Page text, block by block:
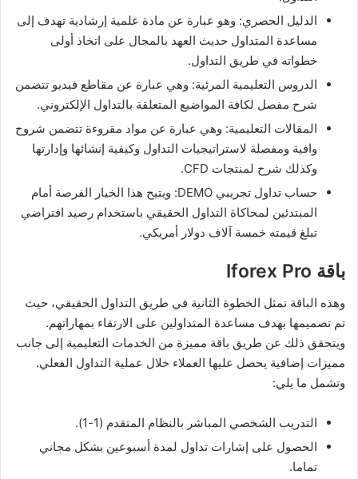
الدليل الحصري: وهو عبارة عن مادة علمية إرشادية تهدف إلى
مساعدة المتداول حديث العهد بالمجال على اتخاذ أولى
خطواته في طريق التداول.
الدروس التعليمية المرئية: وهي عبارة عن مقاطع فيديو تتضمن
شرح مفصل لكافة المواضيع المتعلقة بالتداول الإلكتروني.
المقالات التعليمية: وهي عبارة عن مواد مقروءة تتضمن شروح
وافية ومفصلة لاستراتيجيات التداول وكيفية إنشائها وإدارتها
وكذلك شرح لمنتجات CFD.
حساب تداول تجريبي DEMO: ويتيح هذا الخيار الفرصة أمام
المبتدئين لمحاكاة التداول الحقيقي باستخدام رصيد افتراضي
تبلغ قيمته خمسة آلاف دولار أمريكي.
باقة Iforex Pro
وهذه الباقة تمثل الخطوة الثانية في طريق التداول الحقيقي، حيث
تم تصميمها بهدف مساعدة المتداولين على الارتقاء بمهاراتهم.
ويتحقق ذلك عن طريق باقة مميزة من الخدمات التعليمية إلى جانب
مميزات إضافية يحصل عليها العملاء خلال عملية التداول الفعلي.
وتشمل ما يلي:
التدريب الشخصي المباشر بالنظام المتقدم (1-1).
الحصول على إشارات تداول لمدة أسبوعين بشكل مجاني
تماما.